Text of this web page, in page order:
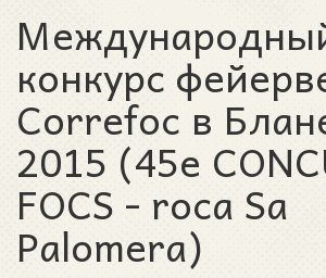
конкурс
Correfoc в
2015 (45e
FOCS - roca Sa
Palomera)